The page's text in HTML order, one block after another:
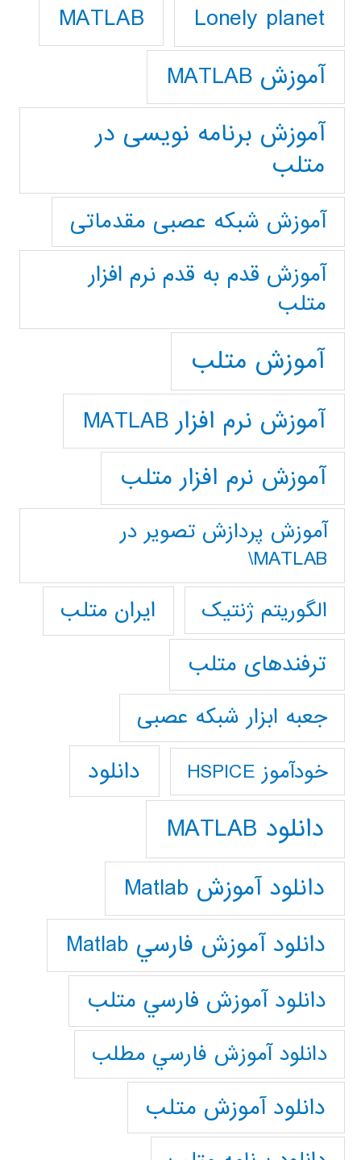
Lonely planet
MATLAB
آموزش MATLAB
آموزش برنامه نویسی در
متلب
آموزش شبکه عصبی مقدماتی
آموزش قدم به قدم نرم افزار
متلب
آموزش متلب
آموزش نرم افزار MATLAB
آموزش نرم افزار متلب
آموزش پردازش تصوير در
MATLAB\
الگوریتم ژنتیک
ایران متلب
ترفندهای متلب
جعبه ابزار شبکه عصبی
خودآموز HSPICE دانلود
دانلود MATLAB
دانلود آموزش Matlab
دانلود آموزش فارسي Matlab
دانلود آموزش فارسي متلب
دانلود آموزش فارسي مطلب
دانلود آموزش متلب